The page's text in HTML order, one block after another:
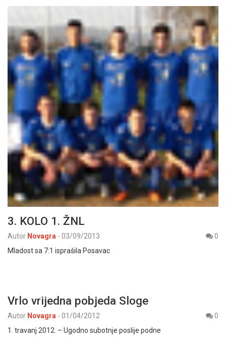
3. KOLO 1. ŽNL
Autor Novagra - 03/09/2013
0
Mladost sa 7:1 isprašila Posavac
Vrlo vrijedna pobjeda Sloge
Autor Novagra - 01/04/2012
0
1. travanj 2012. – Ugodno subotnje poslije podne